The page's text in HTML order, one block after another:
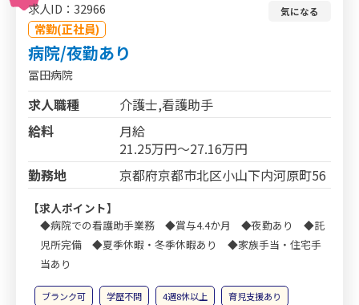
求人ID：32966
常勤(正社員)
気になる
病院/夜勤あり
冨田病院
求人職種
介護士,看護助手
給料
月給
21.25万円～27.16万円
勤務地
京都府京都市北区小山下内河原町56
【求人ポイント】
◆病院での看護助手業務 ◆賞与4.4か月 ◆夜勤あり ◆託
児所完備 ◆夏季休暇・冬季休暇あり ◆家族手当・住宅手
当あり
ブランク可 学歴不問 4週8休以上
育児支援あり